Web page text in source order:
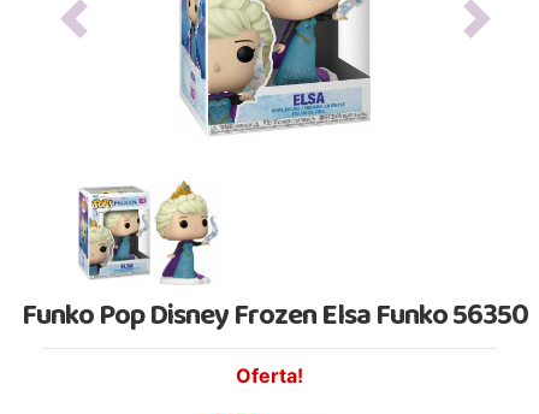
Previous Next
Funko Pop Disney Frozen Elsa Funko 56350
Oferta!